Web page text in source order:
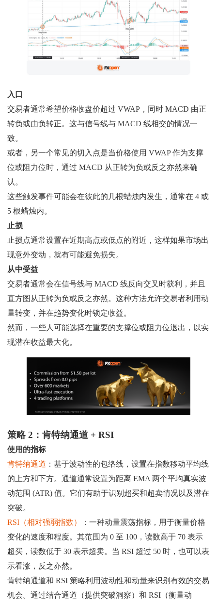
入口
交易者通常希望价格收盘价超过 VWAP，同时 MACD 由正
转负或由负转正。这与信号线与 MACD 线相交的情况一
致。
或者，另一个常见的切入点是当价格使用 VWAP 作为支撑
位或阻力位时，通过 MACD 从正转为负或反之亦然来确
认。
这些触发事件可能会在彼此的几根蜡烛内发生，通常在 4 或
5 根蜡烛内。
止损
止损点通常设置在近期高点或低点的附近，这样如果市场出
现意外变动，就有可能避免损失。
从中受益
交易者通常会在信号线与 MACD 线反向交叉时获利，并且
直方图从正转为负或反之亦然。这种方法允许交易者利用动
量转变，并在趋势变化时锁定收益。
然而，一些人可能选择在重要的支撑位或阻力位退出，以实
现潜在收益最大化。
策略 2：肯特纳通道 + RSI
使用的指标
肯特纳通道 ：基于波动性的包络线，设置在指数移动平均线
的上方和下方。通道通常设置为距离 EMA 两个平均真实波
动范围 (ATR) 值。它们有助于识别超买和超卖情况以及潜在
突破。
RSI（相对强弱指数）
：一种动量震荡指标，用于衡量价格
变化的速度和程度。其范围为 0 至 100，读数高于 70 表示
超买，读数低于 30 表示超卖。当 RSI 超过 50 时，也可以表
示看涨，反之亦然。
肯特纳通道和 RSI 策略利用波动性和动量来识别有效的交易
机会。通过结合通道（提供突破洞察）和 RSI（衡量动